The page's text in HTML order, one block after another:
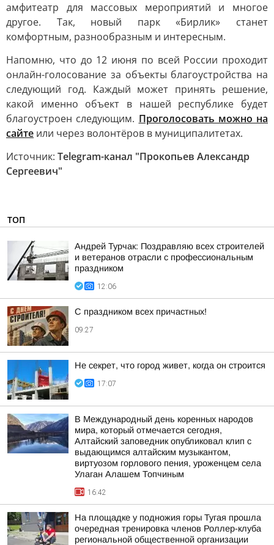
амфитеатр для массовых мероприятий и многое
другое. Так, новый парк «Бирлик» станет
комфортным, разнообразным и интересным.
Напомню, что до 12 июня по всей России проходит
онлайн-голосование за объекты благоустройства на
следующий год. Каждый может принять решение,
какой именно объект в нашей республике будет
благоустроен следующим. Проголосовать можно на
сайте или через волонтёров в муниципалитетах.
Источник: Telegram-канал "Прокопьев Александр
Сергеевич"
ТОП
Андрей Турчак: Поздравляю всех строителей
и ветеранов отрасли с профессиональным
праздником
12:06
С праздником всех причастных!
09:27
Не секрет, что город живет, когда он строится
17:07
В Международный день коренных народов
мира, который отмечается сегодня,
Алтайский заповедник опубликовал клип с
выдающимся алтайским музыкантом,
виртуозом горлового пения, уроженцем села
Улаган Алашем Топчиным
16:42
На площадке у подножия горы Тугая прошла
очередная тренировка членов Роллер-клуба
региональной общественной организации